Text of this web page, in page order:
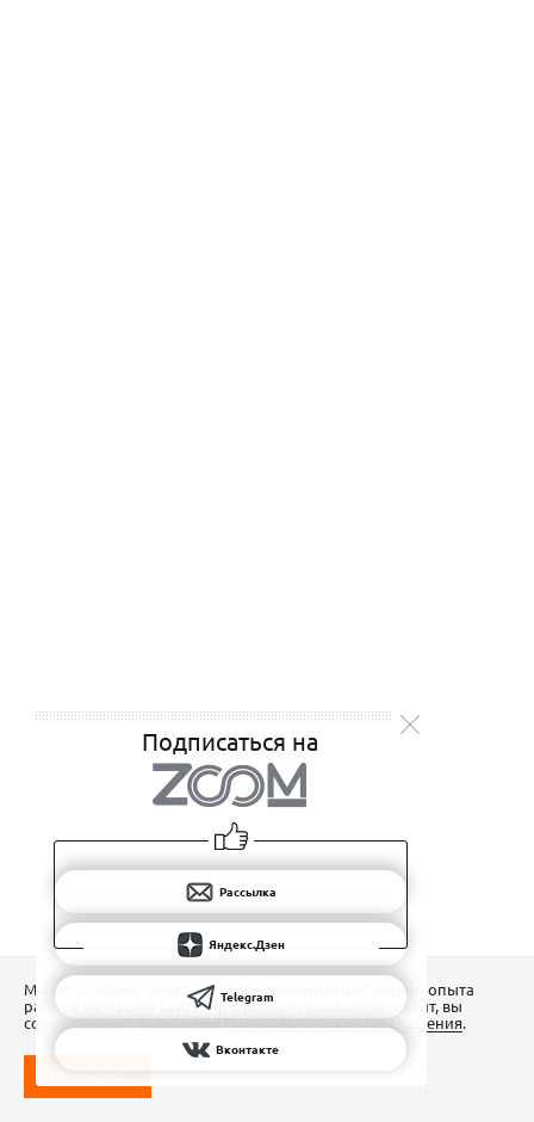
Подписаться на
Рассылка
Яндекс.Дзен
Telegram
Вконтакте
Мы используем Сookies для обеспечения наилучшего опыта
работы на нашем сайте. Продолжая использовать сайт, вы
соглашаетесь с условиямиПользовательского соглашения.
ПОНЯТНО